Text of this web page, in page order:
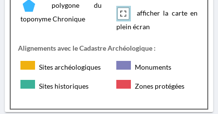
polygone du
toponyme Chronique
afficher la carte en
plein écran
Alignements avec le Cadastre Archéologique :
Sites archéologiques Monuments
Sites historiques Zones protégées